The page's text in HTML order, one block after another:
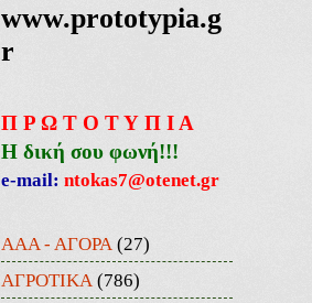
www.prototypia.g
r
Π Ρ Ω Τ Ο Τ Υ Π Ι Α
Η δική σου φωνή!!!
e-mail: ntokas7@otenet.gr
ΑΑΑ - ΑΓΟΡΑ (27)
ΑΓΡΟΤΙΚΑ (786)